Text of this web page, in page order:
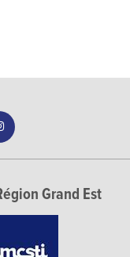
Grand Est